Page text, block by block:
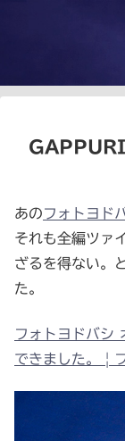
あのフォトヨド
それも全編ツァ
ざるを得ない。
た。
フォトヨドバシ
できました。 |